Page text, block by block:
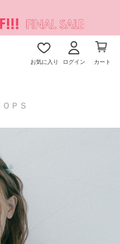
お気に入り ログイン カート
ＰＳ